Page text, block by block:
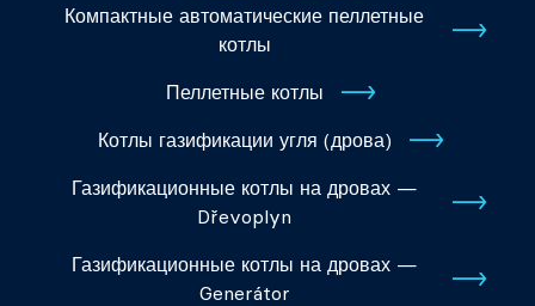
Компактные автоматические пеллетные
котлы
Пеллетные котлы
Котлы газификации угля (дрова)
Газификационные котлы на дровах —
Dřevoplyn
Газификационные котлы на дровах —
Generátor